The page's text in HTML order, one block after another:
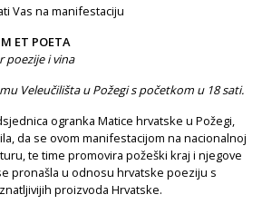
Vas na manifestaciju
ET POETA
poezije i vina
Veleučilišta u Požegi s početkom u 18 sati.
ogranka Matice hrvatske u Požegi,
da se ovom manifestacijom na nacionalnoj
te time promovira požeški kraj i njegove
pronašla u odnosu hrvatske poeziju s
proizvoda Hrvatske.